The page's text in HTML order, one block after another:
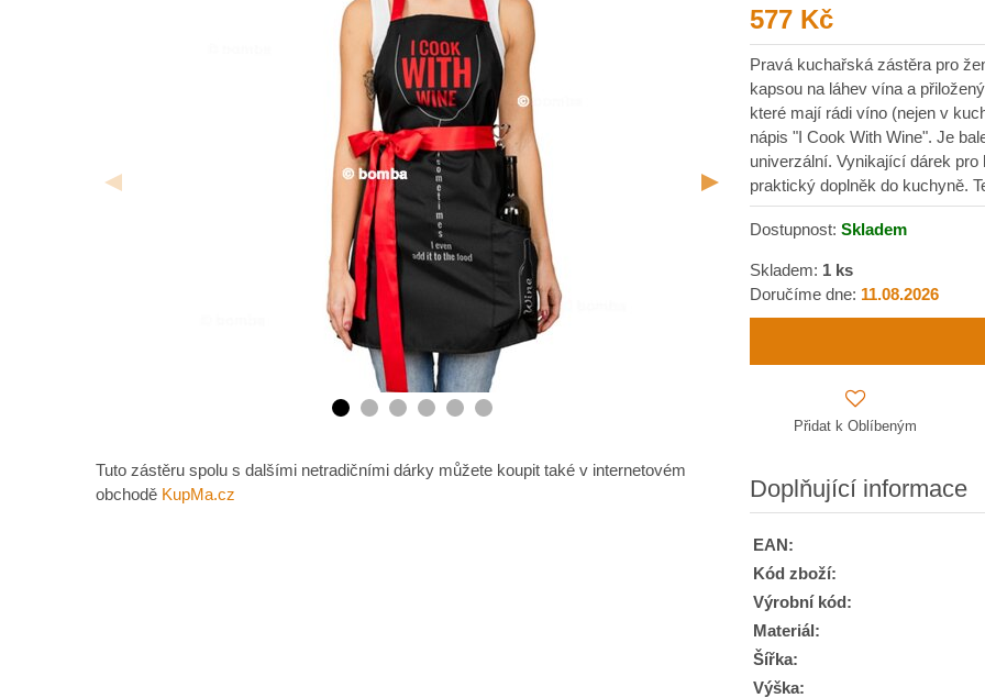
Tuto zástěru spolu s dalšími netradičními dárky můžete koupit také v internetovém
obchodě KupMa.cz
577 Kč
Pravá kuchařská zástěra pro
kapsou na láhev vína a
které mají rádi víno (nejen v
nápis "I Cook With Wine". Je
univerzální. Vynikající dárek
praktický doplněk do kuchyně.
Dostupnost: Skladem
Skladem: 1 ks
Doručíme dne: 11.08.2026
Přidat k Oblíbeným
Doplňující informace
EAN:
Kód zboží:
Výrobní kód:
Materiál:
Šířka:
Výška: